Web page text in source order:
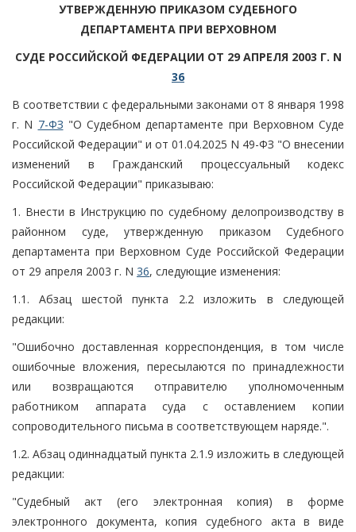
УТВЕРЖДЕННУЮ ПРИКАЗОМ СУДЕБНОГО
ДЕПАРТАМЕНТА ПРИ ВЕРХОВНОМ
СУДЕ РОССИЙСКОЙ ФЕДЕРАЦИИ ОТ 29 АПРЕЛЯ 2003 Г. N
36
В соответствии с федеральными законами от 8 января 1998
г. N 7-ФЗ "О Судебном департаменте при Верховном Суде
Российской Федерации" и от 01.04.2025 N 49-ФЗ "О внесении
изменений в Гражданский процессуальный кодекс
Российской Федерации" приказываю:
1. Внести в Инструкцию по судебному делопроизводству в
районном суде, утвержденную приказом Судебного
департамента при Верховном Суде Российской Федерации
от 29 апреля 2003 г. N 36, следующие изменения:
1.1. Абзац шестой пункта 2.2 изложить в следующей
редакции:
"Ошибочно доставленная корреспонденция, в том числе
ошибочные вложения, пересылаются по принадлежности
или возвращаются отправителю уполномоченным
работником аппарата суда с оставлением копии
сопроводительного письма в соответствующем наряде.".
1.2. Абзац одиннадцатый пункта 2.1.9 изложить в следующей
редакции:
"Судебный акт (его электронная копия) в форме
электронного документа, копия судебного акта в виде